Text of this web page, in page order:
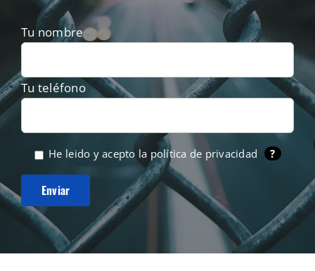
Tu nombre
Tu teléfono
He leido y acepto la política de privacidad ?